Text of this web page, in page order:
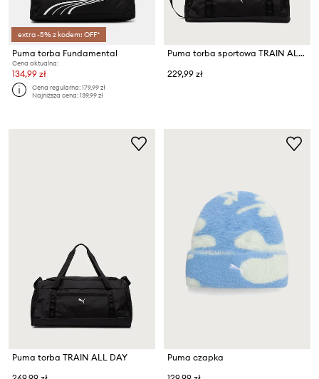
extra -5% z kodem: OFF*
Puma torba Fundamental
Cena aktualna:
134,99 zł
Cena regularna:179,99 zł
Najniższa cena:139,99 zł
Puma torba sportowa TRAIN ALL DAY
229,99 zł
Puma torba TRAIN ALL DAY
Puma czapka